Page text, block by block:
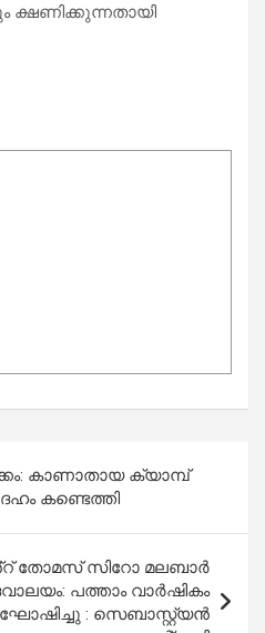
കാണാതായ ക്യാമ്പ്
കണ്ടെത്തി
തോമസ് സിറോ മലബാർ
പത്താം വാർഷികം
: സെബാസ്റ്റ്യൻ